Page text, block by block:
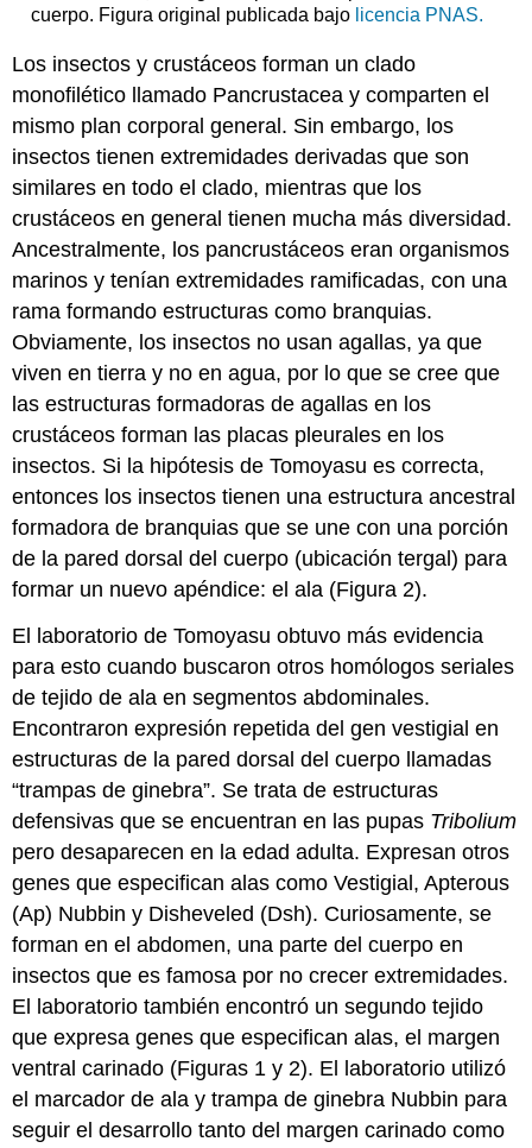
cuerpo. Figura original publicada bajo licencia PNAS.
Los insectos y crustáceos forman un clado
monofilético llamado Pancrustacea y comparten el
mismo plan corporal general. Sin embargo, los
insectos tienen extremidades derivadas que son
similares en todo el clado, mientras que los
crustáceos en general tienen mucha más diversidad.
Ancestralmente, los pancrustáceos eran organismos
marinos y tenían extremidades ramificadas, con una
rama formando estructuras como branquias.
Obviamente, los insectos no usan agallas, ya que
viven en tierra y no en agua, por lo que se cree que
las estructuras formadoras de agallas en los
crustáceos forman las placas pleurales en los
insectos. Si la hipótesis de Tomoyasu es correcta,
entonces los insectos tienen una estructura ancestral
formadora de branquias que se une con una porción
de la pared dorsal del cuerpo (ubicación tergal) para
formar un nuevo apéndice: el ala (Figura 2).
El laboratorio de Tomoyasu obtuvo más evidencia
para esto cuando buscaron otros homólogos seriales
de tejido de ala en segmentos abdominales.
Encontraron expresión repetida del gen vestigial en
estructuras de la pared dorsal del cuerpo llamadas
“trampas de ginebra”. Se trata de estructuras
defensivas que se encuentran en las pupas Tribolium
pero desaparecen en la edad adulta. Expresan otros
genes que especifican alas como Vestigial, Apterous
(Ap) Nubbin y Disheveled (Dsh). Curiosamente, se
forman en el abdomen, una parte del cuerpo en
insectos que es famosa por no crecer extremidades.
El laboratorio también encontró un segundo tejido
que expresa genes que especifican alas, el margen
ventral carinado (Figuras 1 y 2). El laboratorio utilizó
el marcador de ala y trampa de ginebra Nubbin para
seguir el desarrollo tanto del margen carinado como